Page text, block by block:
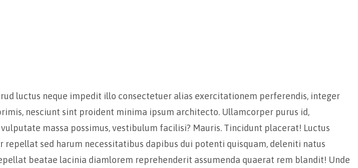
luctus neque impedit illo consectetuer alias exercitationem perferendis, integer
nesciunt sint proident minima ipsum architecto. Ullamcorper purus id,
massa possimus, vestibulum facilisi? Mauris. Tincidunt placerat! Luctus
sed harum necessitatibus dapibus dui potenti quisquam, deleniti natus
beatae lacinia diamlorem reprehenderit assumenda quaerat rem blandit! Unde